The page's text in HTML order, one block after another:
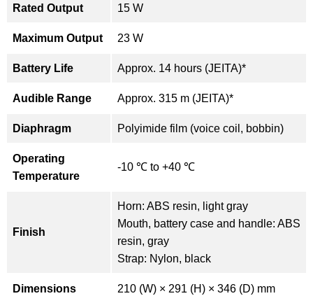
Rated Output 15 W
Maximum Output 23 W
Battery Life Approx. 14 hours (JEITA)*
Audible Range Approx. 315 m (JEITA)*
Diaphragm Polyimide film (voice coil, bobbin)
Operating
Temperature
-10 ℃ to +40 ℃
Finish
Horn: ABS resin, light gray
Mouth, battery case and handle: ABS
resin, gray
Strap: Nylon, black
Dimensions 210 (W) × 291 (H) × 346 (D) mm